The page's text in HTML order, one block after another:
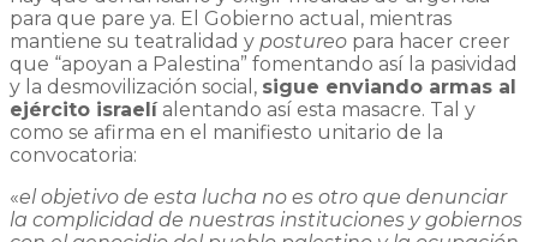
para que pare ya. El Gobierno actual, mientras
mantiene su teatralidad y postureo para hacer creer
que “apoyan a Palestina” fomentando así la pasividad
y la desmovilización social, sigue enviando armas al
ejército israelíalentando así esta masacre. Tal y
como se afirma en el manifiesto unitario de la
convocatoria:
«el objetivo de esta lucha no es otro que denunciar
la complicidad de nuestras instituciones y gobiernos